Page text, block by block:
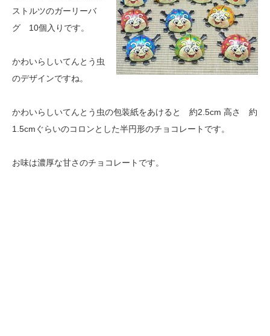
ストルツのガーリーバ
グ 10個入りです。
かわいらしいてんとう虫
のデザインですね。
かわいらしいてんとう虫の包装紙をあけると 約2.5cm 高さ 約
1.5cmぐらいのコロンとした半円形のチョコレートです。
お味は濃厚な甘さのチョコレートです。